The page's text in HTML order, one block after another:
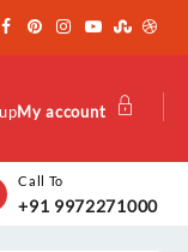
My account
Call To
+91 9972271000